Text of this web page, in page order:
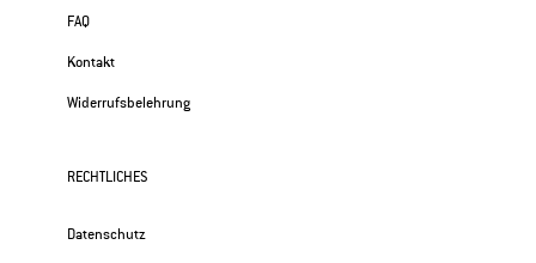
FAQ
Kontakt
Widerrufsbelehrung
RECHTLICHES
Datenschutz